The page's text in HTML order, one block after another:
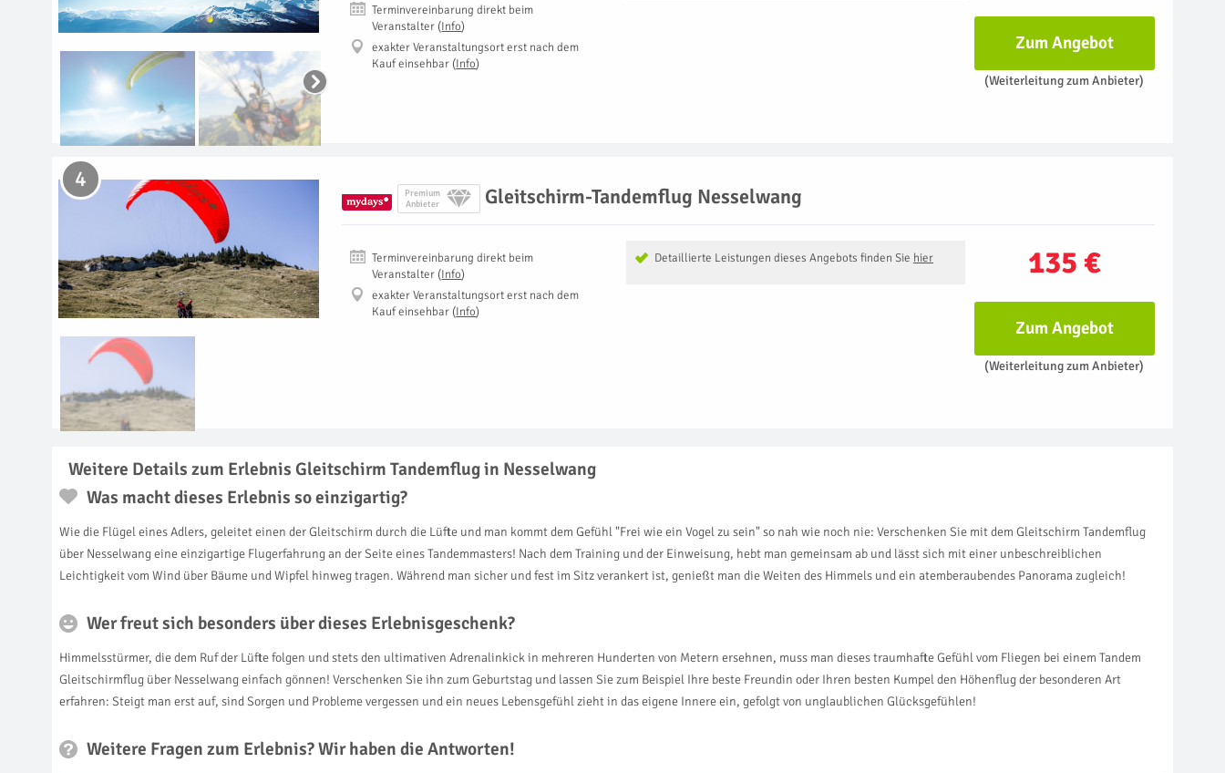
Terminvereinbarung direkt beim
Veranstalter (Info)
exakter Veranstaltungsort erst nach dem
Kauf einsehbar (Info)
Zum Angebot
(Weiterleitung zum Anbieter)
Premium
Anbieter
Gleitschirm-Tandemflug Nesselwang
4
135 €
Detaillierte Leistungen dieses Angebots finden Sie hier
Terminvereinbarung direkt beim
Veranstalter (Info)
exakter Veranstaltungsort erst nach dem
Kauf einsehbar (Info)
Zum Angebot
(Weiterleitung zum Anbieter)
Weitere Details zum Erlebnis Gleitschirm Tandemflug in Nesselwang
Was macht dieses Erlebnis so einzigartig?
Wie die Flügel eines Adlers, geleitet einen der Gleitschirm durch die Lüfte und man kommt dem Gefühl "Frei wie ein Vogel zu sein" so nah wie noch nie: Verschenken Sie mit dem Gleitschirm Tandemflug
über Nesselwang eine einzigartige Flugerfahrung an der Seite eines Tandemmasters! Nach dem Training und der Einweisung, hebt man gemeinsam ab und lässt sich mit einer unbeschreiblichen
Leichtigkeit vom Wind über Bäume und Wipfel hinweg tragen. Während man sicher und fest im Sitz verankert ist, genießt man die Weiten des Himmels und ein atemberaubendes Panorama zugleich!
Wer freut sich besonders über dieses Erlebnisgeschenk?
Himmelsstürmer, die dem Ruf der Lüfte folgen und stets den ultimativen Adrenalinkick in mehreren Hunderten von Metern ersehnen, muss man dieses traumhafte Gefühl vom Fliegen bei einem Tandem
Gleitschirmflug über Nesselwang einfach gönnen! Verschenken Sie ihn zum Geburtstag und lassen Sie zum Beispiel Ihre beste Freundin oder Ihren besten Kumpel den Höhenflug der besonderen Art
erfahren: Steigt man erst auf, sind Sorgen und Probleme vergessen und ein neues Lebensgefühl zieht in das eigene Innere ein, gefolgt von unglaublichen Glücksgefühlen!
Weitere Fragen zum Erlebnis? Wir haben die Antworten!